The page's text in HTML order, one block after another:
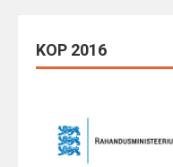
KOP 2016